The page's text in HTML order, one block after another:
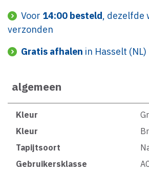
Voor 14:00 besteld, dezelfde
verzonden
Gratis afhalen in Hasselt (NL)
algemeen
Kleur
Kleur
Tapijtsoort
Gebruikersklasse